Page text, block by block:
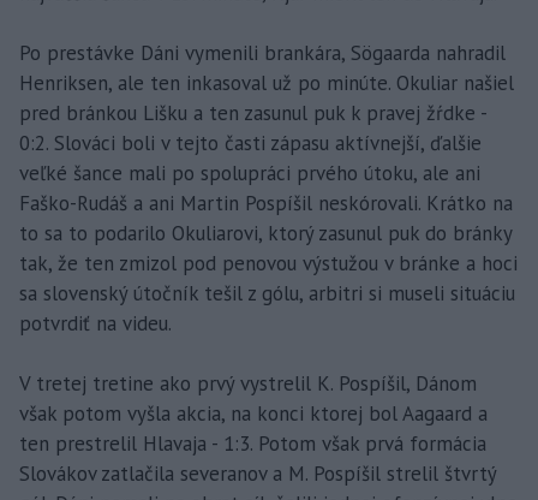
Po prestávke Dáni vymenili brankára, Sögaarda nahradil
Henriksen, ale ten inkasoval už po minúte. Okuliar našiel
pred bránkou Lišku a ten zasunul puk k pravej žŕdke -
0:2. Slováci boli v tejto časti zápasu aktívnejší, ďalšie
veľké šance mali po spolupráci prvého útoku, ale ani
Faško-Rudáš a ani Martin Pospíšil neskórovali. Krátko na
to sa to podarilo Okuliarovi, ktorý zasunul puk do bránky
tak, že ten zmizol pod penovou výstužou v bránke a hoci
sa slovenský útočník tešil z gólu, arbitri si museli situáciu
potvrdiť na videu.
V tretej tretine ako prvý vystrelil K. Pospíšil, Dánom
však potom vyšla akcia, na konci ktorej bol Aagaard a
ten prestrelil Hlavaja - 1:3. Potom však prvá formácia
Slovákov zatlačila severanov a M. Pospíšil strelil štvrtý